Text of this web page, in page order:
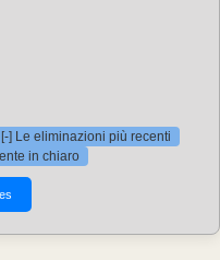
[-] Le eliminazioni più recenti
in chiaro